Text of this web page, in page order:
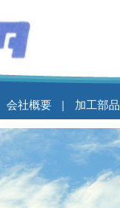
会社概要 加工部